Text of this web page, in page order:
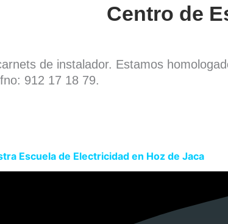
Centro de
de instalador. Estamos
912 17 18 79.
Escuela de Electricidad en Hoz de Jaca